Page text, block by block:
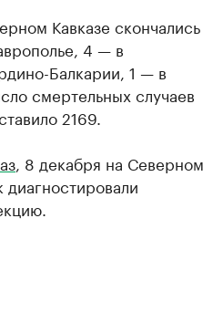
Кавказе скончались
4 — в
Балкарии, 1 — в
смертельных случаев
2169.
, 8 декабря на Северном
диагностировали